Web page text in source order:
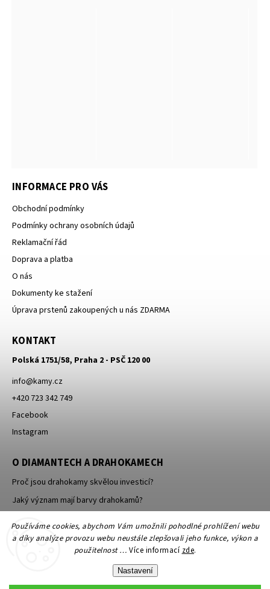
Používáme cookies, abychom Vám umožnili pohodlné prohlížení webu
a díky analýze provozu webu neustále zlepšovali jeho funkce, výkon a
použitelnost … Více informací zde.
Nastavení
INFORMACE PRO VÁS
Obchodní podmínky
Podmínky ochrany osobních údajů
Reklamační řád
Doprava a platba
O nás
Dokumenty ke stažení
Úprava prstenů zakoupených u nás ZDARMA
KONTAKT
Polská 1751/58, Praha 2 - PSČ 120 00
info@kamy.cz
+420 723 342 749
Facebook
Instagram
O DIAMANTECH A DRAHOKAMECH
Proč jsou drahokamy skvělou investicí?
Jaký význam mají barvy drahokamů?